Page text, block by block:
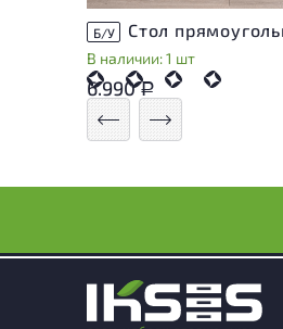
Б/У
В наличии: 1 шт
6.990Р